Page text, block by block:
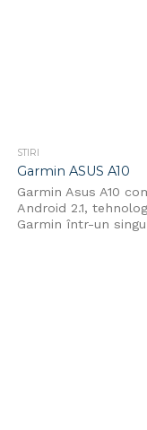
STIRI
Garmin ASUS A10
Garmin Asus A10
Android 2.1,
Garmin într-un